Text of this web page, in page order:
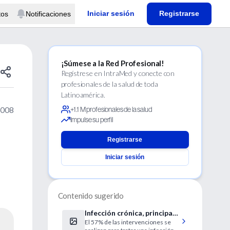
Notificaciones Iniciar sesión Registrarse
¡Súmese a la Red Profesional!
Regístrese en IntraMed y conecte con
profesionales de la salud de toda
Latinoamérica.
+1.1 M profesionales de la salud
Impulse su perfil
Registrarse
Iniciar sesión
Contenido sugerido
Infección crónica, principal
causa de amigdalectomía
El 57% de las intervenciones se